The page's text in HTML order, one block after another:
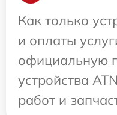
Как только
и оплаты
официальную
устройства
работ и